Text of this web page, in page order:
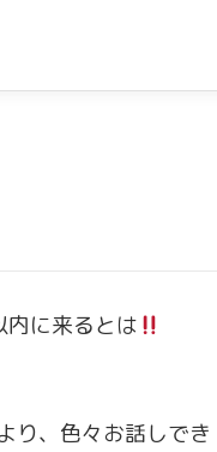
に来るとは
り、色々お話しでき